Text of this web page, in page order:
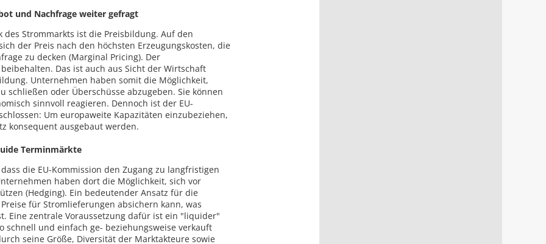
und Nachfrage weiter gefragt
des Strommarkts ist die Preisbildung. Auf den
der Preis nach den höchsten Erzeugungskosten, die
zu decken (Marginal Pricing). Der
beibehalten. Das ist auch aus Sicht der Wirtschaft
Unternehmen haben somit die Möglichkeit,
schließen oder Überschüsse abzugeben. Sie können
sinnvoll reagieren. Dennoch ist der EU-
Um europaweite Kapazitäten einzubeziehen,
konsequent ausgebaut werden.
Terminmärkte
die EU-Kommission den Zugang zu langfristigen
haben dort die Möglichkeit, sich vor
(Hedging). Ein bedeutender Ansatz für die
für Stromlieferungen absichern kann, was
Eine zentrale Voraussetzung dafür ist ein "liquider"
schnell und einfach ge- beziehungsweise verkauft
seine Größe, Diversität der Marktakteure sowie